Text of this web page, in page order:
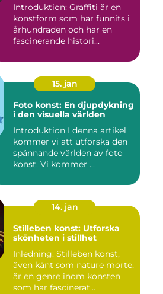
Introduktion: Graffiti är en
konstform som har funnits i
århundraden och har en
fascinerande histori...
15. jan
Foto konst: En djupdykning
i den visuella världen
Introduktion I denna artikel
kommer vi att utforska den
spännande världen av foto
konst. Vi kommer ...
14. jan
Stilleben konst: Utforska
skönheten i stillhet
Inledning: Stilleben konst,
även känt som nature morte,
är en genre inom konsten
som har fascinerat...